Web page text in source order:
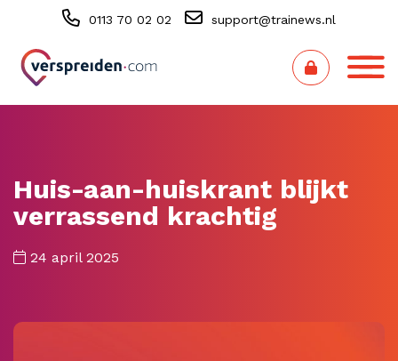
0113 70 02 02 support@trainews.nl
Huis-aan-huiskrant blijkt
verrassend krachtig
24 april 2025